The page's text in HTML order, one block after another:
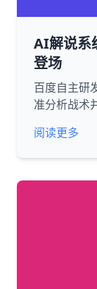
AI解说系
登场
百度自主研
准分析战术
阅读更多